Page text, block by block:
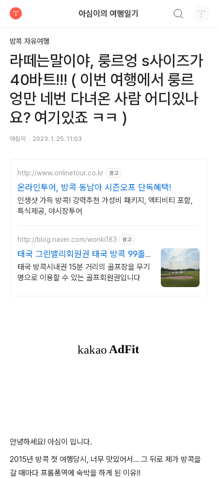
아심이의 여행일기
방콕 자유여행
라떼는말이야, 룽르엉 s사이즈가
40바트!!! ( 이번 여행에서 룽르
엉만 네번 다녀온 사람 어디있나
요? 여기있죠 ㅋㅋ )
아심이 2023. 1. 25. 11:03
http://www.onlinetour.co.kr 광고
온라인투어, 방콕 동남아 시즌오프 단독혜택!
인생샷 가득 방콕! 강력추천 가성비 패키지, 액티비티 포함,
특식제공, 야시장투어
http://blog.naver.com/wonki183 광고
태국 그린밸리회원권 태국 방콕 99홀
무기명회원권
태국 방콕시내권 15분 거리의 골프장을 무기
명으로 이용할 수 있는 골프회원권입니다
안녕하세요! 아심이 입니다.
2015년 방콕 첫 여행당시, 너무 맛있어서... 그 뒤로 제가 방콕을
갈 때마다 프롬퐁역에 숙박을 하게 된 이유!!